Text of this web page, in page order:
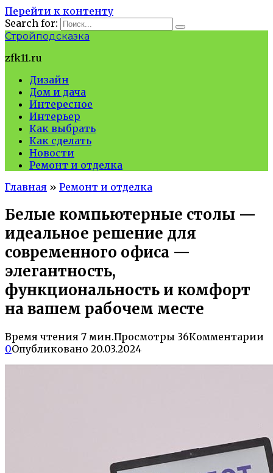
Перейти к контенту
Search for:
Стройподсказка
zfk11.ru
Дизайн
Дом и дача
Интересное
Интерьер
Как выбрать
Как сделать
Новости
Ремонт и отделка
Главная » Ремонт и отделка
Белые компьютерные столы —
идеальное решение для
современного офиса —
элегантность,
функциональность и комфорт
на вашем рабочем месте
Время чтения 7 мин.Просмотры 36Комментарии
0Опубликовано 20.03.2024